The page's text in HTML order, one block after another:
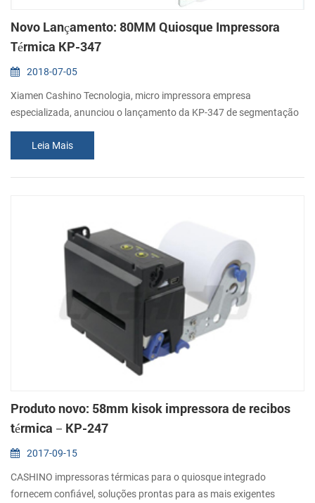
Novo Lançamento: 80MM Quiosque Impressora
Térmica KP-347
2018-07-05
Xiamen Cashino Tecnologia, micro impressora empresa
especializada, anunciou o lançamento da KP-347 de segmentação
no quiosque do mercado. KP-347 é uma 80mm direcet térmica
quiosque impressora de recibos com cortador automático. Dispõe
de uma sparated fixador do rolo de papel que pode ser colocado
como espaço diferente pedido de máquinas de quiosque.
Leia Mais
Produto novo: 58mm kisok impressora de recibos
térmica－KP-247
2017-09-15
CASHINO impressoras térmicas para o quiosque integrado
fornecem confiável, soluções prontas para as mais exigentes